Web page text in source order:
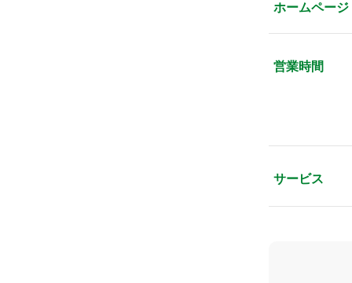
ホームページ
営業時間
サービス